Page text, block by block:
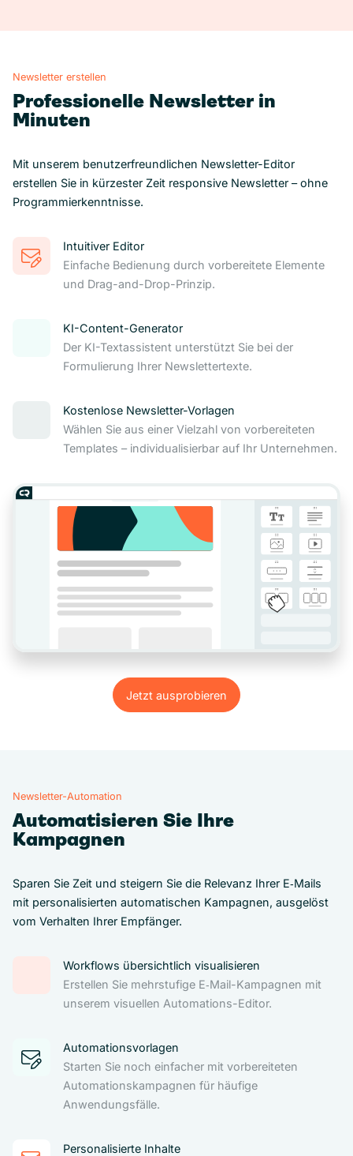
Jetzt ausprobieren
Jetzt ausprobieren
Newsletter erstellen
Professionelle Newsletter in
Minuten
Mit unserem benutzerfreundlichen Newsletter-Editor
erstellen Sie in kürzester Zeit responsive Newsletter – ohne
Programmierkenntnisse.
Intuitiver Editor
Einfache Bedienung durch vorbereitete Elemente
und Drag-and-Drop-Prinzip.
KI-Content-Generator
Der KI-Textassistent unterstützt Sie bei der
Formulierung Ihrer Newslettertexte.
Kostenlose Newsletter-Vorlagen
Wählen Sie aus einer Vielzahl von vorbereiteten
Templates – individualisierbar auf Ihr Unternehmen.
Newsletter-Automation
Automatisieren Sie Ihre
Kampagnen
Sparen Sie Zeit und steigern Sie die Relevanz Ihrer E‑Mails
mit personalisierten automatischen Kampagnen, ausgelöst
vom Verhalten Ihrer Empfänger.
Workflows übersichtlich visualisieren
Erstellen Sie mehrstufige E‑Mail-Kampagnen mit
unserem visuellen Automations-Editor.
Automationsvorlagen
Starten Sie noch einfacher mit vorbereiteten
Automationskampagnen für häufige
Anwendungsfälle.
Personalisierte Inhalte